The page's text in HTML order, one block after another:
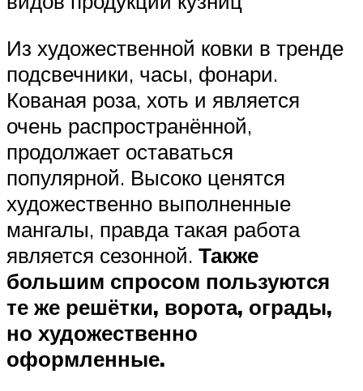
Из художественной ковки в тренде
подсвечники, часы, фонари.
Кованая роза, хоть и является
очень распространённой,
продолжает оставаться
популярной. Высоко ценятся
художественно выполненные
мангалы, правда такая работа
является сезонной. Также
большим спросом пользуются
те же решётки, ворота, ограды,
но художественно
оформленные.